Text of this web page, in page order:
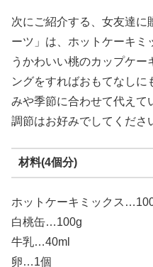
次にご紹介する、女友達に
ーツ」は、ホットケーキミ
うかわいい桃のカップケ
ングをすればおもてなし
みや季節に合わせて代えて
調節はお好みでしてくださ
材料(4個分)
ホットケーキミックス
白桃缶…100g
牛乳…40ml
卵…1個